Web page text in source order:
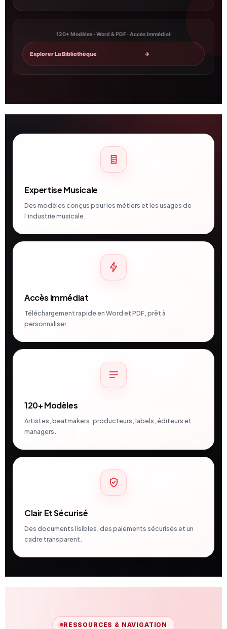
120+ Modèles · Word & PDF · Accès Immédiat
Explorer La Bibliothèque →
Expertise Musicale
Des modèles conçus pour les métiers et les usages de
l’industrie musicale.
Accès Immédiat
Téléchargement rapide en Word et PDF, prêt à
personnaliser.
120+ Modèles
Artistes, beatmakers, producteurs, labels, éditeurs et
managers.
Clair Et Sécurisé
Des documents lisibles, des paiements sécurisés et un
cadre transparent.
RESSOURCES & NAVIGATION